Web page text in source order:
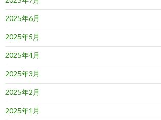
2025年6月
2025年5月
2025年4月
2025年3月
2025年2月
2025年1月